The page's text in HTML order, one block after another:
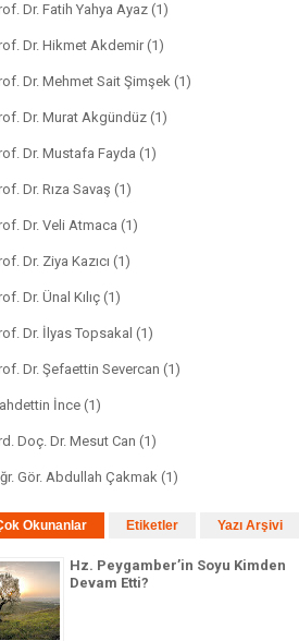
Dr. Fatih Yahya Ayaz (1)
Dr. Hikmet Akdemir (1)
Dr. Mehmet Sait Şimşek (1)
Dr. Murat Akgündüz (1)
Dr. Mustafa Fayda (1)
Dr. Rıza Savaş (1)
Dr. Veli Atmaca (1)
Dr. Ziya Kazıcı (1)
Dr. Ünal Kılıç (1)
Dr. İlyas Topsakal (1)
Dr. Şefaettin Severcan (1)
İnce (1)
Doç. Dr. Mesut Can (1)
Gör. Abdullah Çakmak (1)
Okunanlar Etiketler Yazı Arşivi
Hz. Peygamber’in Soyu Kimden
Devam Etti?